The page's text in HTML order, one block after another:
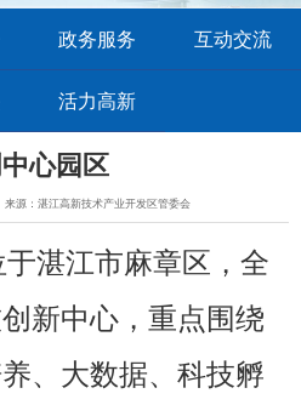
政务服务 互动交流
活力高新
心园区
来源：湛江高新技术产业开发区管委会
湛江市麻章区，全
新中心，重点围绕
、大数据、科技孵